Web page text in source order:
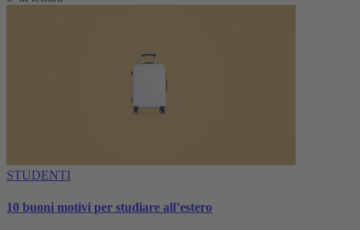
STUDENTI
10 buoni motivi per studiare all’estero